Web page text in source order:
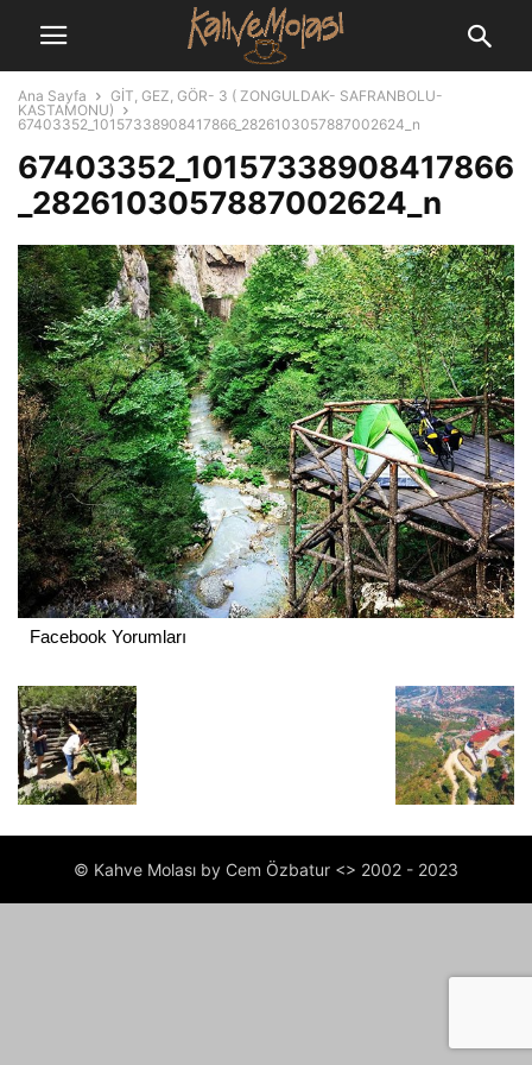
Ana Sayfa
GİT, GEZ, GÖR- 3 ( ZONGULDAK- SAFRANBOLU-
KASTAMONU)
67403352_10157338908417866_2826103057887002624_n
67403352_10157338908417866
_2826103057887002624_n
Facebook Yorumları
© Kahve Molası by Cem Özbatur <> 2002 - 2023